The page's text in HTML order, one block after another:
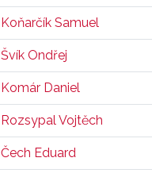
Koňarčík Samuel
Švík Ondřej
Komár Daniel
Rozsypal Vojtěch
Čech Eduard